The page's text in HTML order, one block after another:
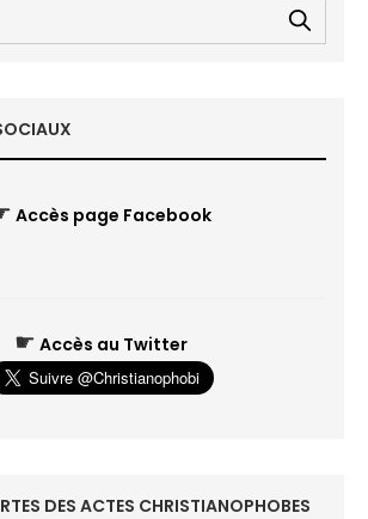
Accès page Facebook
☛ Accès au Twitter
DES ACTES CHRISTIANOPHOBES